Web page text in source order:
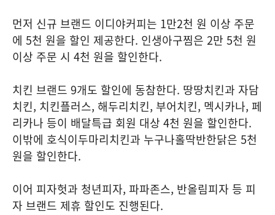
먼저 신규 브랜드 이디야커피는 1만2천 원 이상 주문
에 5천 원을 할인 제공한다. 인생아구찜은 2만 5천 원
이상 주문 시 4천 원을 할인한다.
치킨 브랜드 9개도 할인에 동참한다. 땅땅치킨과 자담
치킨, 치킨플러스, 해두리치킨, 부어치킨, 멕시카나, 페
리카나 등이 배달특급 회원 대상 4천 원을 할인한다.
이밖에 호식이두마리치킨과 누구나홀딱반한닭은 5천
원을 할인한다.
이어 피자헛과 청년피자, 파파존스, 반올림피자 등 피
자 브랜드 제휴 할인도 진행된다.